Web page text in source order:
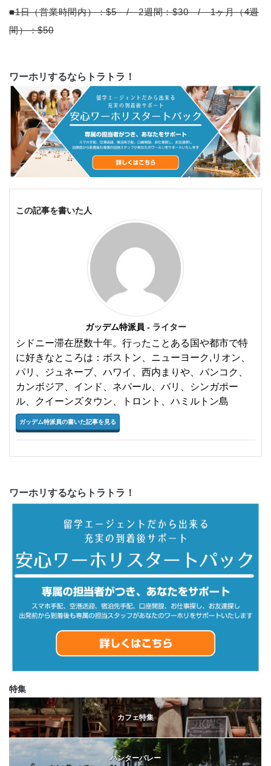
■1日（営業時間内）：$5 / 2週間：$30 / 1ヶ月（4週
間）：$50
ワーホリするならトラトラ！
この記事を書いた人
ガッデム特派員 - ライター
シドニー滞在歴数十年。行ったことある国や都市で特
に好きなところは：ボストン、ニューヨーク,リオン、
パリ、ジュネーブ、ハワイ、西内まりや、バンコク、
カンボジア、インド、ネパール、バリ、シンガポー
ル、クイーンズタウン、トロント、ハミルトン島
ガッデム特派員の書いた記事を見る
ワーホリするならトラトラ！
特集
カフェ特集
ハンターバレー